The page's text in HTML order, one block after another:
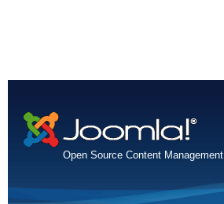
Open Source Content Management